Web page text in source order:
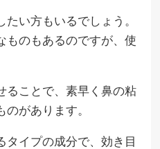
い方もいるでしょう。
ものもあるのですが、使
ることで、素早く鼻の粘
があります。
タイプの成分で、効き目